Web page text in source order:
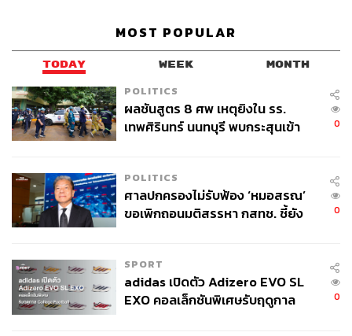
MOST POPULAR
TODAY WEEK MONTH
POLITICS
ผลชันสูตร 8 ศพ เหตุยิงใน รร.
เทพศิรินทร์ นนทบุรี พบกระสุนเข้า
0
POLITICS
ศาลปกครองไม่รับฟ้อง ‘หมอสรณ’
ขอเพิกถอนมติสรรหา กสทช. ชี้ยัง
0
SPORT
adidas เปิดตัว Adizero EVO SL
EXO คอลเล็กชันพิเศษรับฤดูกาล
0